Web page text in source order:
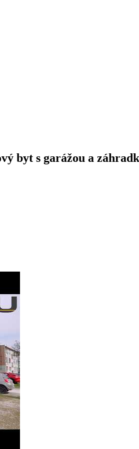
byt s garážou a